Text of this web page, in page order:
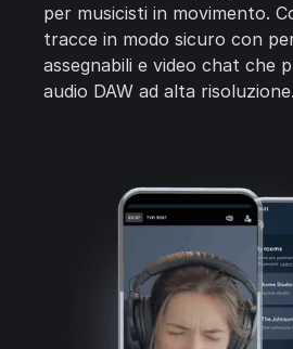
per musicisti in movimento.
tracce in modo sicuro con
assegnabili e video chat che
audio DAW ad alta risoluzione.